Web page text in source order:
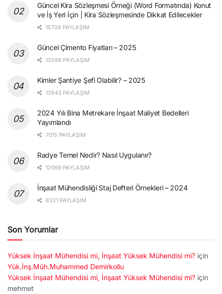
Güncel Kira Sözleşmesi Örneği (Word Formatında) Konut
ve İş Yeri İçin | Kira Sözleşmesinde Dikkat Edilecekler
15739 PAYLAŞIM
Güncel Çimento Fiyatları – 2025
13598 PAYLAŞIM
Kimler Şantiye Şefi Olabilir? – 2025
13943 PAYLAŞIM
2024 Yılı Bina Metrekare İnşaat Maliyet Bedelleri
Yayımlandı
7015 PAYLAŞIM
Radye Temel Nedir? Nasıl Uygulanır?
12069 PAYLAŞIM
İnşaat Mühendisliği Staj Defteri Örnekleri – 2024
6321 PAYLAŞIM
Son Yorumlar
Yüksek İnşaat Mühendisi mi, İnşaat Yüksek Mühendisi mi? için
Yük.İnş.Müh.Muhammed Demirkollu
Yüksek İnşaat Mühendisi mi, İnşaat Yüksek Mühendisi mi? için
mehmet